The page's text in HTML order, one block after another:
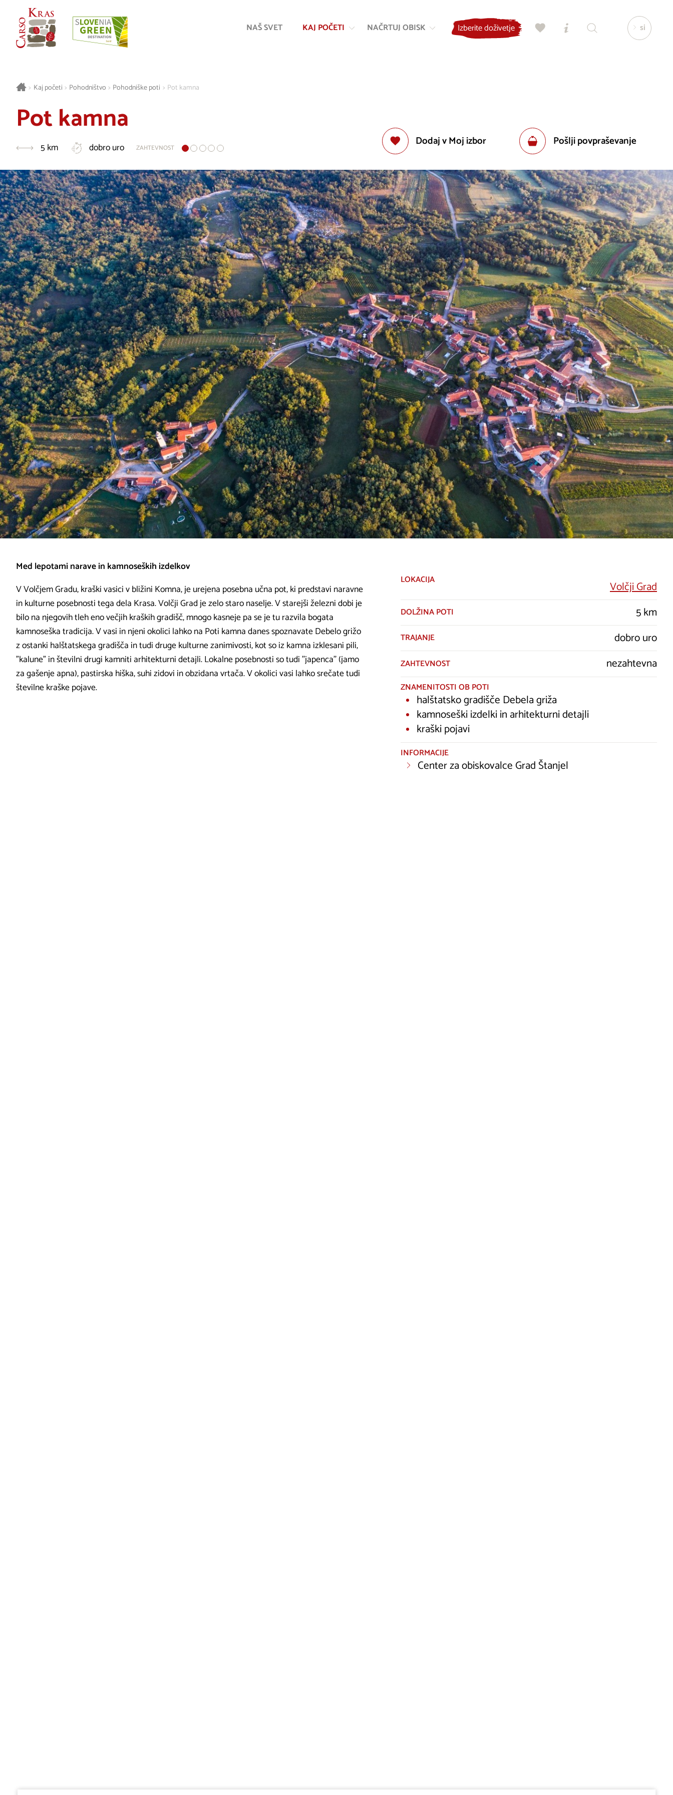
vsebino
NAŠ SVET KAJ POČETI NAČRTUJ OBISK Izberite doživetje si
> Kaj početi > Pohodništvo > Pohodniške poti > Pot kamna
Pot kamna
5 km dobro uro ZAHTEVNOST Dodaj v Moj izbor Pošlji povpraševanje
Med lepotami narave in kamnoseških izdelkov
V Volčjem Gradu, kraški vasici v bližini Komna, je urejena posebna učna pot, ki predstavi naravne
in kulturne posebnosti tega dela Krasa. Volčji Grad je zelo staro naselje. V starejši železni dobi je
bilo na njegovih tleh eno večjih kraških gradišč, mnogo kasneje pa se je tu razvila bogata
kamnoseška tradicija. V vasi in njeni okolici lahko na Poti kamna danes spoznavate Debelo grižo
z ostanki halštatskega gradišča in tudi druge kulturne zanimivosti, kot so iz kamna izklesani pili,
"kalune" in številni drugi kamniti arhitekturni detajli. Lokalne posebnosti so tudi ''japenca'' (jamo
za gašenje apna), pastirska hiška, suhi zidovi in obzidana vrtača. V okolici vasi lahko srečate tudi
številne kraške pojave.
LOKACIJA Volčji Grad
DOLŽINA POTI 5 km
TRAJANJE dobro uro
ZAHTEVNOST nezahtevna
ZNAMENITOSTI OB POTI
halštatsko gradišče Debela griža
kamnoseški izdelki in arhitekturni detajli
kraški pojavi
INFORMACIJE
Center za obiskovalce Grad Štanjel